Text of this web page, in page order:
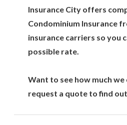
Insurance City offers
Condominium Insurance
insurance carriers so you
possible rate.
Want to see how much we
request a quote to find